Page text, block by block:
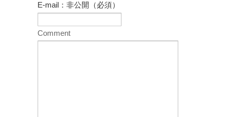
E-mail：非公開（必須）
Comment